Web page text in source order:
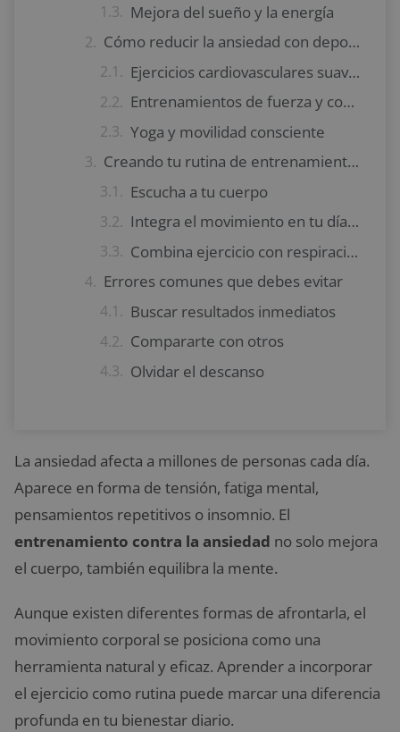
Mejora del sueño y la energía
Cómo reducir la ansiedad con deporte
Ejercicios cardiovasculares suaves
Entrenamientos de fuerza y control
Yoga y movilidad consciente
Creando tu rutina de entrenamiento contra la ansiedad
Escucha a tu cuerpo
Integra el movimiento en tu día a día
Combina ejercicio con respiración y pausa
Errores comunes que debes evitar
Buscar resultados inmediatos
Compararte con otros
Olvidar el descanso
La ansiedad afecta a millones de personas cada día.
Aparece en forma de tensión, fatiga mental,
pensamientos repetitivos o insomnio. El
entrenamiento contra la ansiedad no solo mejora
el cuerpo, también equilibra la mente.
Aunque existen diferentes formas de afrontarla, el
movimiento corporal se posiciona como una
herramienta natural y eficaz. Aprender a incorporar
el ejercicio como rutina puede marcar una diferencia
profunda en tu bienestar diario.